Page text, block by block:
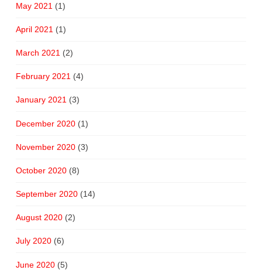
May 2021 (1)
April 2021 (1)
March 2021 (2)
February 2021 (4)
January 2021(3)
December 2020(1)
November 2020(3)
October 2020(8)
September 2020(14)
August 2020(2)
July 2020(6)
June 2020(5)